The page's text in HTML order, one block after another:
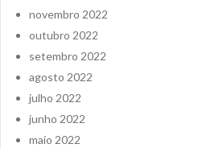
novembro 2022
outubro 2022
setembro 2022
agosto 2022
julho 2022
junho 2022
maio 2022